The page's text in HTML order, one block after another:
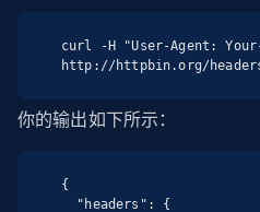
curl -H "User-Agent: Your-
http://httpbin.org/
你的输出如下所示：
{